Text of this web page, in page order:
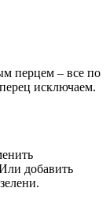
перцем – все по
исключаем.
добавить